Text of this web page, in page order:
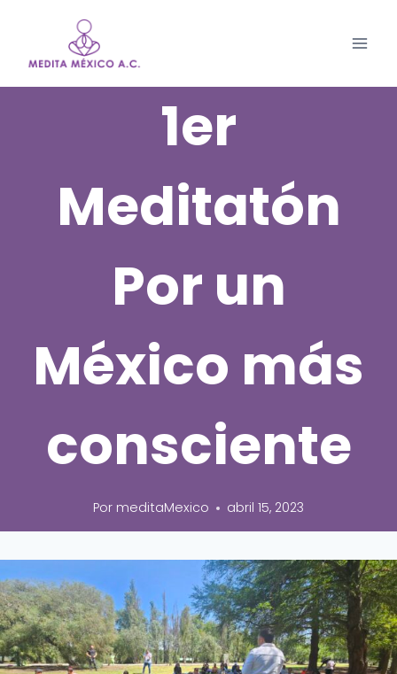
contenido
1er
Meditatón
Por un
México más
consciente
Por meditaMexico abril 15, 2023